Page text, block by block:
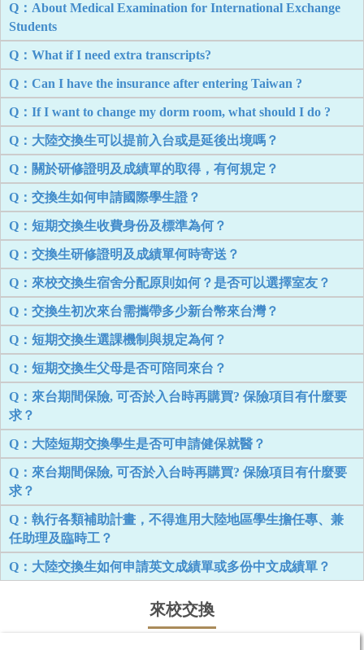
Q：About Medical Examination for International Exchange
Students
Q：What if I need extra transcripts?
Q：Can I have the insurance after entering Taiwan ?
Q：If I want to change my dorm room, what should I do ?
Q：大陸交換生可以提前入台或是延後出境嗎？
Q：關於研修證明及成績單的取得，有何規定？
Q：交換生如何申請國際學生證？
Q：短期交換生收費身份及標準為何？
Q：交換生研修證明及成績單何時寄送？
Q：來校交換生宿舍分配原則如何？是否可以選擇室友？
Q：交換生初次來台需攜帶多少新台幣來台灣？
Q：短期交換生選課機制與規定為何？
Q：短期交換生父母是否可陪同來台？
Q：來台期間保險, 可否於入台時再購買? 保險項目有什麼要
求？
Q：大陸短期交換學生是否可申請健保就醫？
Q：來台期間保險, 可否於入台時再購買? 保險項目有什麼要
求？
Q：執行各類補助計畫，不得進用大陸地區學生擔任專、兼
任助理及臨時工？
Q：大陸交換生如何申請英文成績單或多份中文成績單？
來校交換